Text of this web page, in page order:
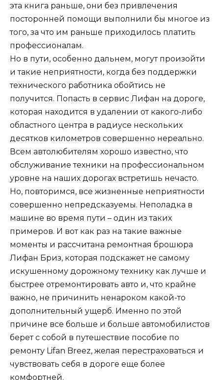
эта книга раньше, они без привлечения
посторонней помощи выполнили бы многое из
того, за что им раньше приходилось платить
профессионалам.
Но в пути, особенно дальнем, могут произойти
и такие неприятности, когда без поддержки
технического работника обойтись не
получится. Попасть в сервис Лифан на дороге,
которая находится в удалении от какого-либо
областного центра в радиусе нескольких
десятков километров совершенно нереально.
Всем автолюбителям хорошо известно, что
обслуживание техники на профессиональном
уровне на наших дорогах встретишь нечасто.
Но, повторимся, все жизненные неприятности
совершенно непредсказуемы. Неполадка в
машине во время пути – один из таких
примеров. И вот как раз на такие важные
моменты и рассчитана ремонтная брошюра
Лифан Бриз, которая подскажет не самому
искушенному дорожному технику как лучше и
быстрее отремонтировать авто и, что крайне
важно, не причинить ненароком какой-то
дополнительный ущерб. Именно по этой
причине все больше и больше автомобилистов
берет с собой в путешествие пособие по
ремонту Lifan Breez, желая перестраховаться и
чувствовать себя в дороге еще более
комфортней.